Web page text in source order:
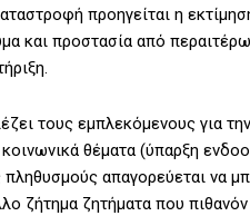
προηγείται η
και προστασία από
τους εμπλεκόμενους για
θέματα (ύπαρξη
απαγορεύεται να
ζήτημα ζητήματα που